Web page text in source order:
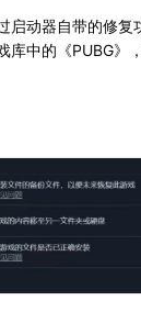
启动器自带的修复
库中的《PUBG》